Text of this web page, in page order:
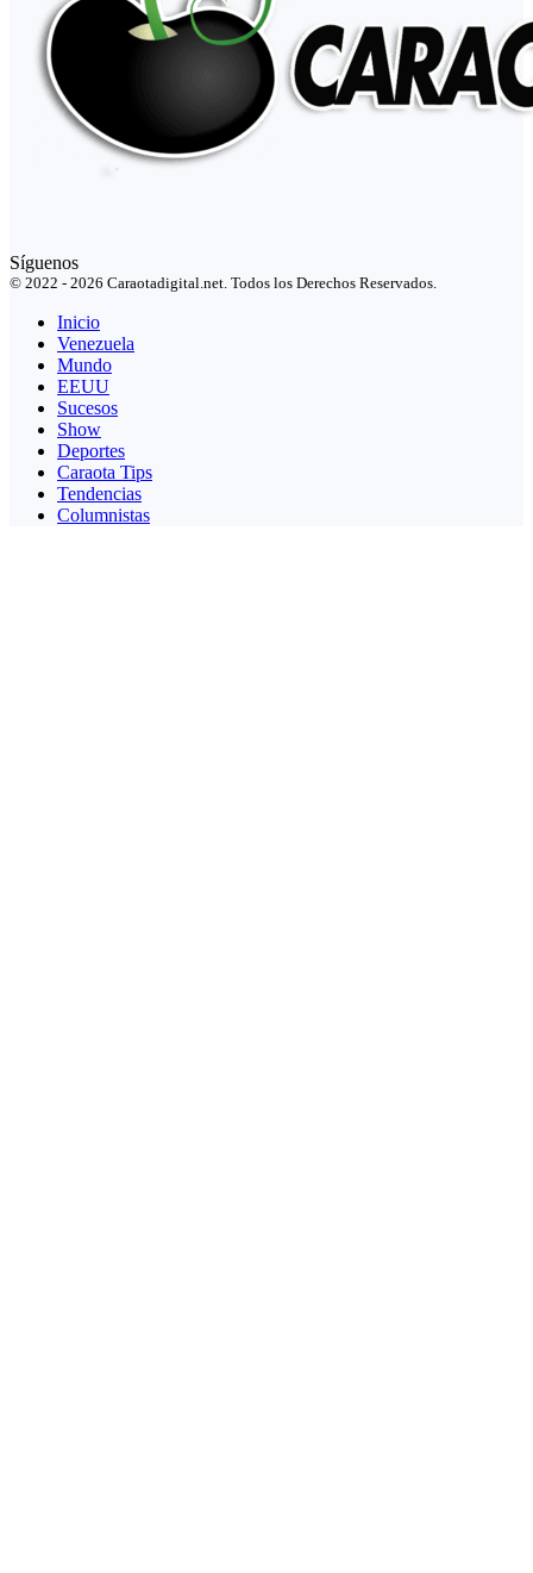
Síguenos
© 2022 - 2026 Caraotadigital.net. Todos los Derechos Reservados.
Inicio
Venezuela
Mundo
EEUU
Sucesos
Show
Deportes
Caraota Tips
Tendencias
Columnistas